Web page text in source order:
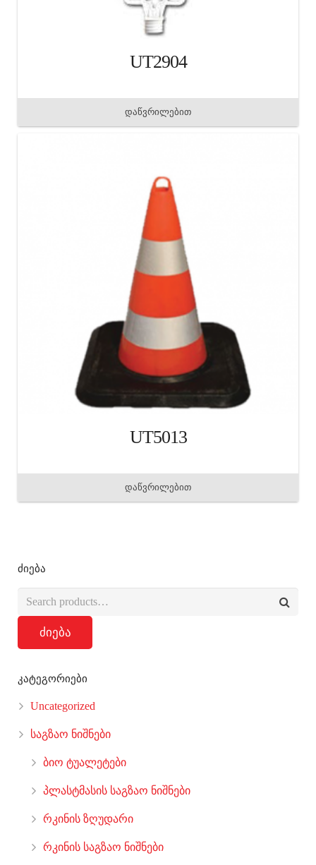
UT2904
დაწვრილებით
UT5013
დაწვრილებით
ძიება
ძიება
კატეგორიები
Uncategorized
საგზაო ნიშნები
ბიო ტუალეტები
პლასტმასის საგზაო ნიშნები
რკინის ზღუდარი
რკინის საგზაო ნიშნები